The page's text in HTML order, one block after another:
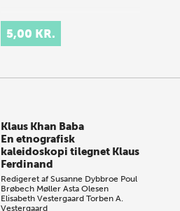
5,00 KR.
Klaus Khan Baba
En etnografisk
kaleidoskopi tilegnet Klaus
Ferdinand
Redigeret afSusanne Dybbroe Poul
Brøbech Møller Asta Olesen
Elisabeth Vestergaard Torben A.
Vestergaard